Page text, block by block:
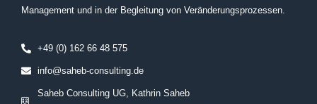
Management und in der Begleitung von Veränderungsprozessen.
+49 (0) 162 66 48 575
info@saheb-consulting.de
Saheb Consulting UG, Kathrin Saheb